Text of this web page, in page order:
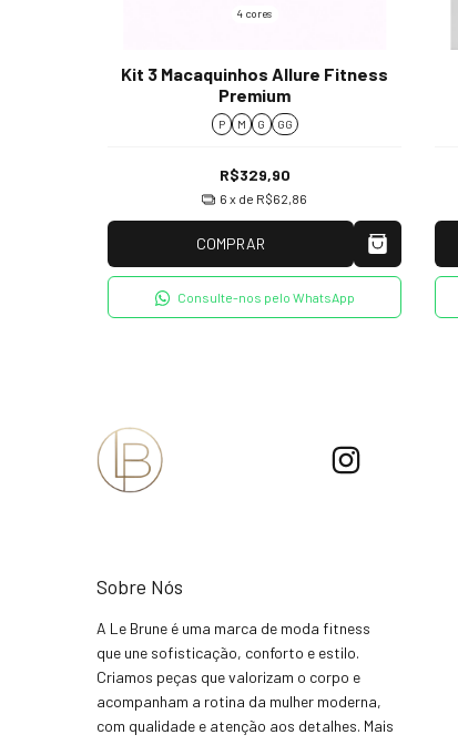
4 cores
Kit 3 Macaquinhos Allure Fitness
Premium
P M G GG
R$329,90
6 x de R$62,86
COMPRAR
Consulte-nos pelo WhatsApp
Sobre Nós
A Le Brune é uma marca de moda fitness
que une sofisticação, conforto e estilo.
Criamos peças que valorizam o corpo e
acompanham a rotina da mulher moderna,
com qualidade e atenção aos detalhes. Mais